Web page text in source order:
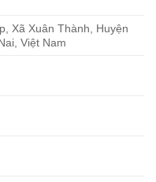
Xã Xuân Thành, Huyện
Việt Nam